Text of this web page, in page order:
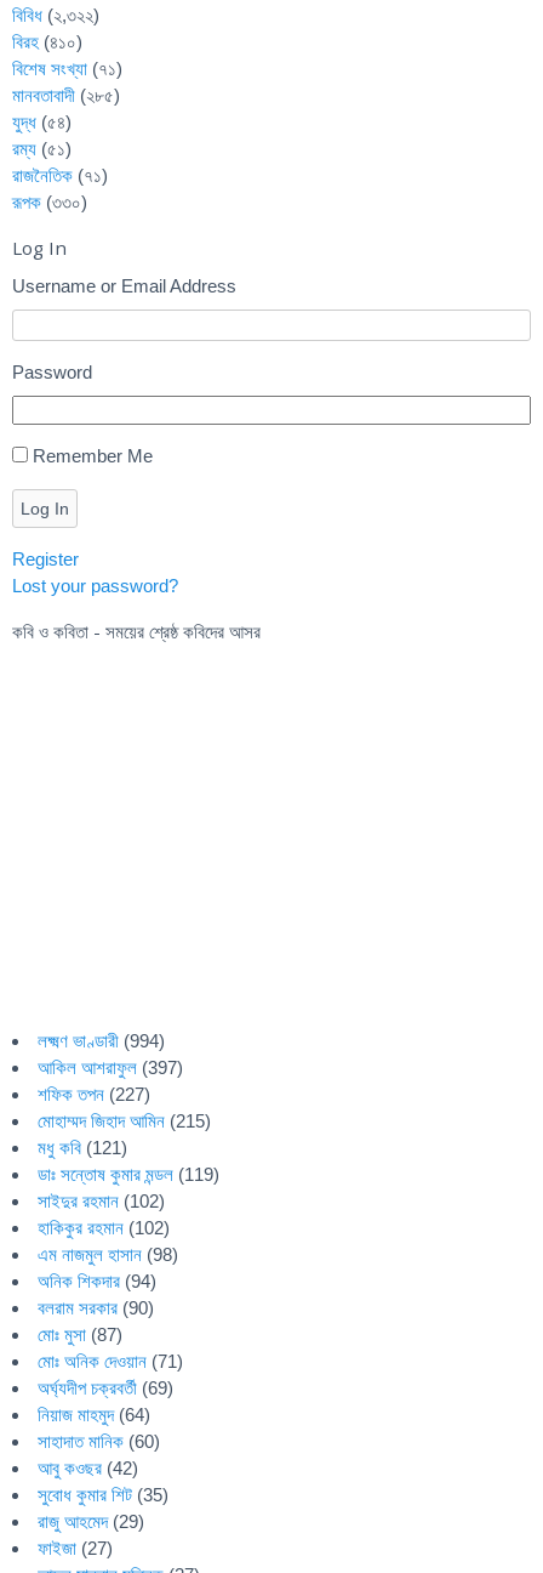
বিবিধ (২,৩২২)
বিরহ (৪১০)
বিশেষ সংখ্যা (৭১)
মানবতাবাদী (২৮৫)
যুদ্ধ (৫৪)
রম্য (৫১)
রাজনৈতিক (৭১)
রূপক (৩৩০)
Log In
Username or Email Address
Password
Remember Me
Log In
Register
Lost your password?
কবি ও কবিতা - সময়ের শ্রেষ্ঠ কবিদের আসর
লক্ষ্মণ ভাণ্ডারী (994)
আকিল আশরাফুল (397)
শফিক তপন (227)
মোহাম্মদ জিহাদ আমিন (215)
মধু কবি (121)
ডাঃ সন্তোষ কুমার মন্ডল (119)
সাইদুর রহমান (102)
হাকিকুর রহমান (102)
এম নাজমুল হাসান (98)
অনিক শিকদার (94)
বলরাম সরকার (90)
মোঃ মুসা (87)
মোঃ অনিক দেওয়ান (71)
অর্ঘ্যদীপ চক্রবর্তী (69)
নিয়াজ মাহমুদ(64)
সাহাদাত মানিক (60)
আবু কওছর (42)
সুবোধ কুমার শিট (35)
রাজু আহমেদ(29)
ফাইজা (27)